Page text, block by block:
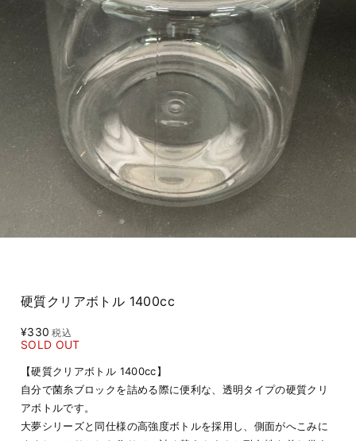
硬質クリアボトル 1400cc
¥330 税込
SOLD OUT
【硬質クリアボトル 1400cc】
自分で菌糸ブロックを詰める際に便利な、透明タイプの硬質クリ
アボトルです。
大夢シリーズと同仕様の高強度ボトルを採用し、側面がへこみに